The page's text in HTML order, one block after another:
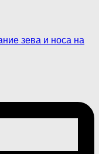
зева и носа на